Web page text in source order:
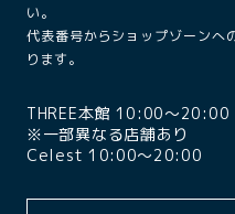
い。
代表番号からショップゾーンへ
ります。
THREE本館 10:00〜20:00
※一部異なる店舗あり
Celest 10:00〜20:00